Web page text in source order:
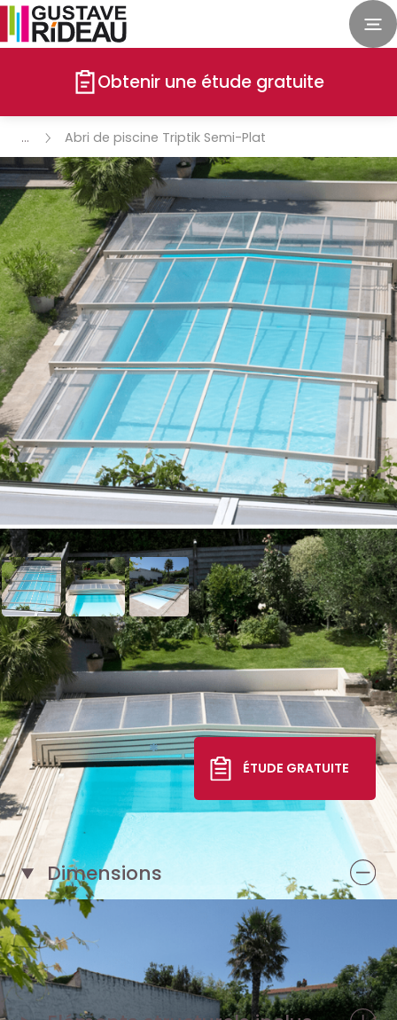
Obtenir une étude gratuite
Abri de piscine Triptik Semi-Plat
Abri de piscine Triptik
Semi-Plat
17 193 €*
TTC livré, posé
ÉTUDE GRATUITE
Dimensions
Pour un bassin de 8 m x 4 m